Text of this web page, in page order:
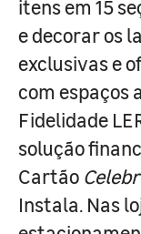
itens em 15
e decorar os
exclusivas e
com espaços
Fidelidade
solução
Cartão
Instala. Nas